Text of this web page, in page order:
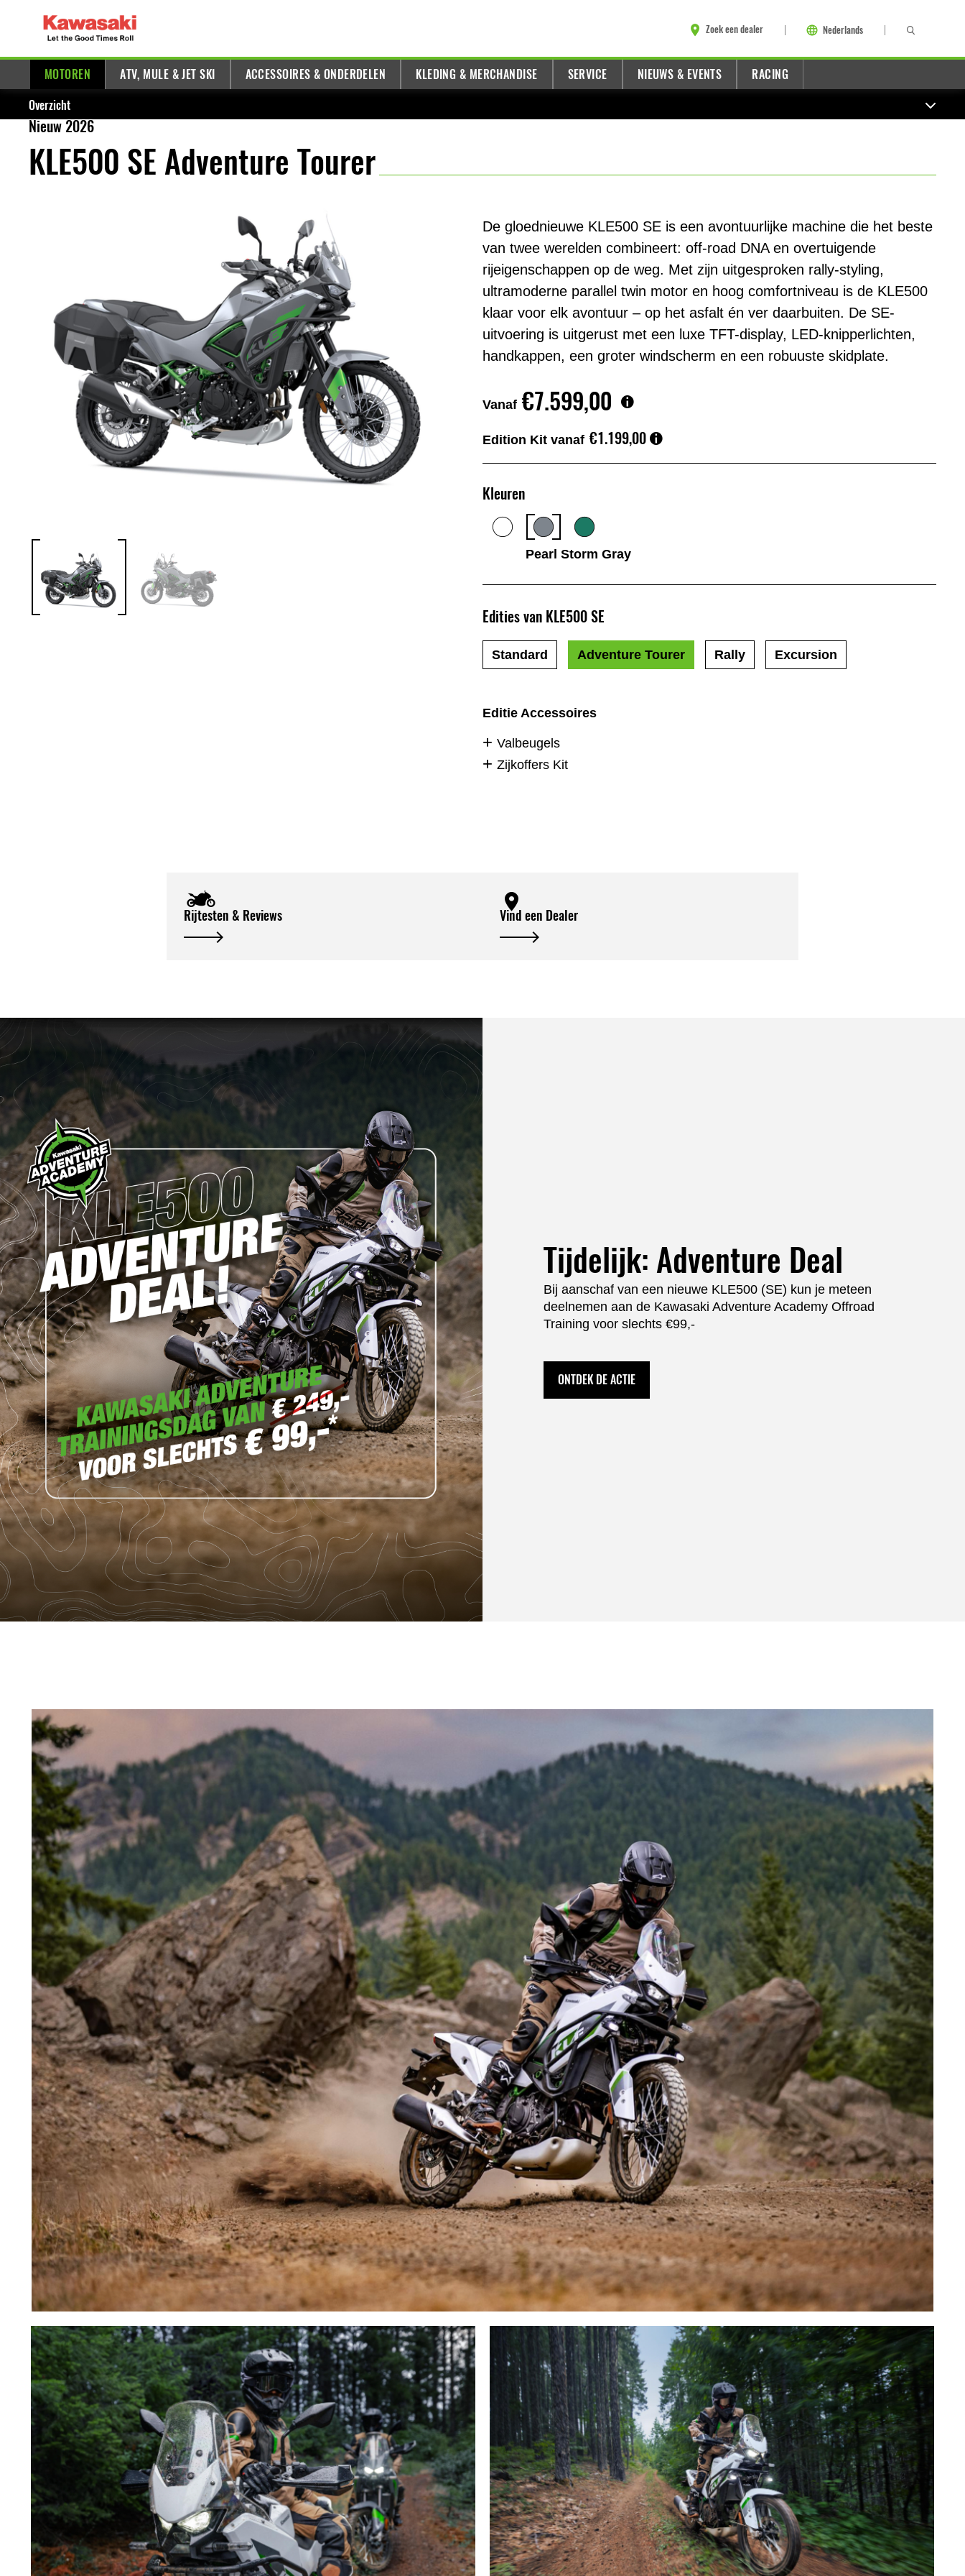
Zoek een dealer Nederlands
MOTOREN ATV, MULE & JET SKI ACCESSOIRES & ONDERDELEN KLEDING & MERCHANDISE SERVICE NIEUWS & EVENTS RACING
Overzicht
Nieuw 2026
KLE500 SE Adventure Tourer
De gloednieuwe KLE500 SE is een avontuurlijke machine die het beste
van twee werelden combineert: off-road DNA en overtuigende
rijeigenschappen op de weg. Met zijn uitgesproken rally-styling,
ultramoderne parallel twin motor en hoog comfortniveau is de KLE500
klaar voor elk avontuur – op het asfalt én ver daarbuiten. De SE-
uitvoering is uitgerust met een luxe TFT-display, LED-knipperlichten,
handkappen, een groter windscherm en een robuuste skidplate.
Vanaf €7.599,00
Edition Kit vanaf €1.199,00
Kleuren
Pearl Storm Gray
Edities van KLE500 SE
Standard Adventure Tourer Rally Excursion
Editie Accessoires
Valbeugels
Zijkoffers Kit
Rijtesten & Reviews Vind een Dealer
Tijdelijk: Adventure Deal
Bij aanschaf van een nieuwe KLE500 (SE) kun je meteen
deelnemen aan de Kawasaki Adventure Academy Offroad
Training voor slechts €99,-
ONTDEK DE ACTIE